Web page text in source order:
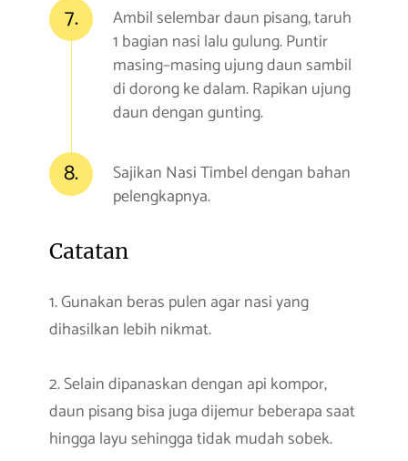
7.
Ambil selembar daun pisang, taruh
1 bagian nasi lalu gulung. Puntir
masing–masing ujung daun sambil
di dorong ke dalam. Rapikan ujung
daun dengan gunting.
8.
Sajikan Nasi Timbel dengan bahan
pelengkapnya.
Catatan
1. Gunakan beras pulen agar nasi yang
dihasilkan lebih nikmat.
2. Selain dipanaskan dengan api kompor,
daun pisang bisa juga dijemur beberapa saat
hingga layu sehingga tidak mudah sobek.